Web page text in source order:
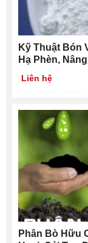
Kỹ Thuật Bón
Hạ Phèn,
Liên hệ
Phân Bò Hữu